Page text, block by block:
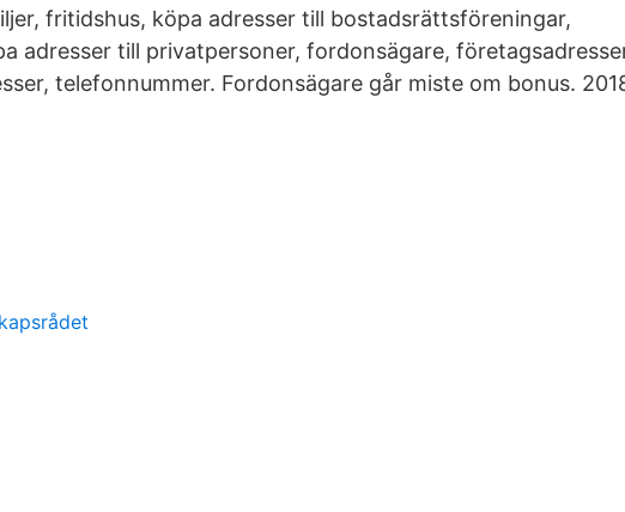
fritidshus, köpa adresser till bostadsrättsföreningar,
adresser till privatpersoner, fordonsägare,
telefonnummer. Fordonsägare går miste om bonus.